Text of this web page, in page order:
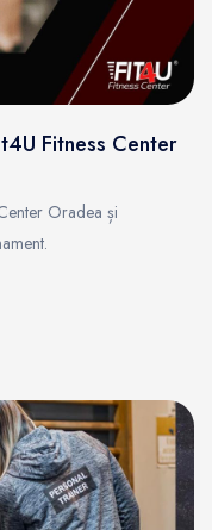
Fitness Center
Oradea și